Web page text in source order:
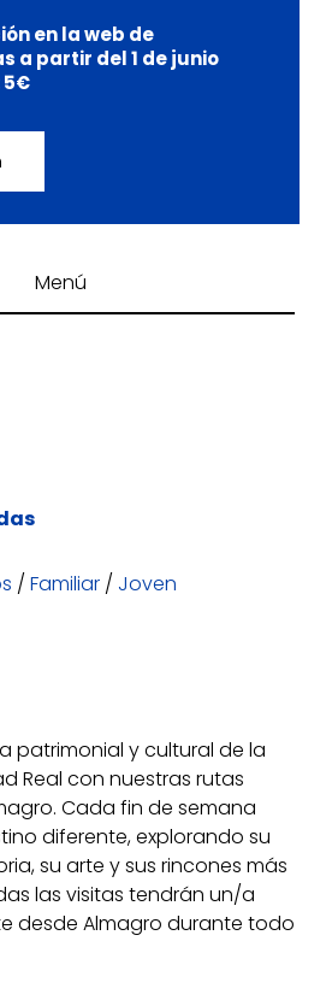
en la web de
a partir del 1 de junio
5€
Menú
/ Familiar/ Joven
patrimonial y cultural de la
Real con nuestras rutas
Cada fin de semana
diferente, explorando su
su arte y sus rincones más
las visitas tendrán un/a
desde Almagro durante todo